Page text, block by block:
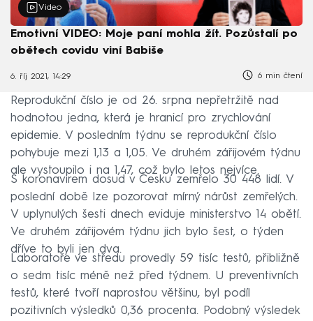
Video
Emotivní VIDEO: Moje paní mohla žít. Pozůstalí po
obětech covidu viní Babiše
6. říj 2021, 14:29 6 min čtení
Reprodukční číslo je od 26. srpna nepřetržitě nad
hodnotou jedna, která je hranicí pro zrychlování
epidemie. V posledním týdnu se reprodukční číslo
pohybuje mezi 1,13 a 1,05. Ve druhém zářijovém týdnu
ale vystoupilo i na 1,47, což bylo letos nejvíce.
S koronavirem dosud v Česku zemřelo 30 448 lidí. V
poslední době lze pozorovat mírný nárůst zemřelých.
V uplynulých šesti dnech eviduje ministerstvo 14 obětí.
Ve druhém zářijovém týdnu jich bylo šest, o týden
dříve to byli jen dva.
Laboratoře ve středu provedly 59 tisíc testů, přibližně
o sedm tisíc méně než před týdnem. U preventivních
testů, které tvoří naprostou většinu, byl podíl
pozitivních výsledků 0,36 procenta. Podobný výsledek